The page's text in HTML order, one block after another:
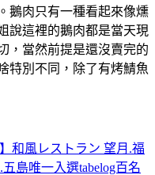
鵝肉只有一種看起來像燻
說這裡的鵝肉都是當天現
，當然前提是還沒賣完的
特別不同，除了有烤鯖魚
和風レストラン 望月.福
島唯一入選tabelog百名